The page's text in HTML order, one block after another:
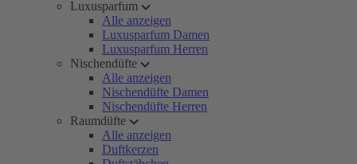
Luxusparfum
Alle anzeigen
Luxusparfum Damen
Luxusparfum Herren
Nischendüfte
Alle anzeigen
Nischendüfte Damen
Nischendüfte Herren
Raumdüfte
Alle anzeigen
Duftkerzen